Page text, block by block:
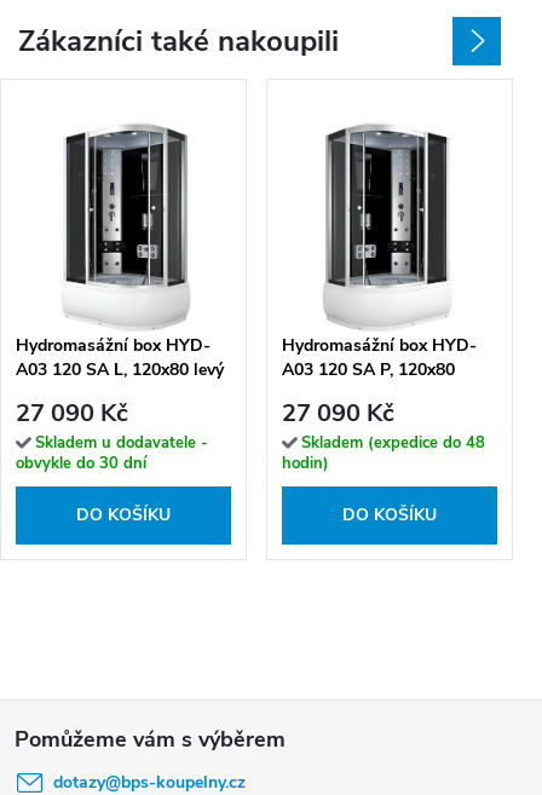
Zákazníci také nakoupili
Hydromasážní box HYD-
A03 120 SA L, 120x80 levý
27 090 Kč
Skladem u dodavatele -
obvykle do 30 dní
DO KOŠÍKU
Hydromasážní box HYD-
A03 120 SA P, 120x80
27 090 Kč
Skladem (expedice do 48
hodin)
DO KOŠÍKU
dotazy@bps-koupelny.cz